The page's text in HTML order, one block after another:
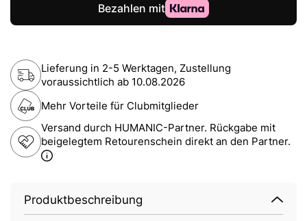
Lieferung in 2-5 Werktagen, Zustellung
voraussichtlich ab 10.08.2026
Mehr Vorteile für Clubmitglieder
Versand durch HUMANIC-Partner. Rückgabe mit
beigelegtem Retourenschein direkt an den Partner.
Produktbeschreibung